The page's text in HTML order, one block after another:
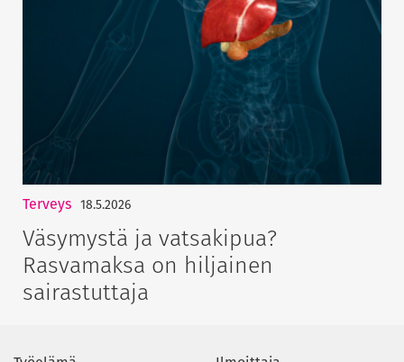
Terveys 18.5.2026
Väsymystä ja vatsakipua?
Rasvamaksa on hiljainen
sairastuttaja